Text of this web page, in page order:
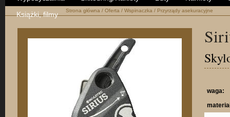
Książki, filmy
Strona główna / Oferta / Wspinaczka / Przyrządy asekuracyjne
waga: